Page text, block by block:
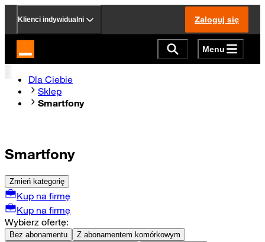
Klienci indywidualni Zaloguj się
Strona główna Orange.pl Menu
Dla Ciebie
Sklep
Smartfony
Smartfony
Zmień kategorię
Kup na firmę
Kup na firmę
Wybierz ofertę:
Bez abonamentu
Z abonamentem komórkowym